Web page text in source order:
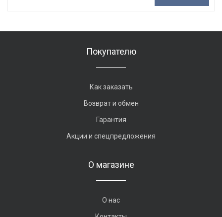
Покупателю
Как заказать
Возврат и обмен
Гарантия
Акции и спецпредложения
О магазине
О нас